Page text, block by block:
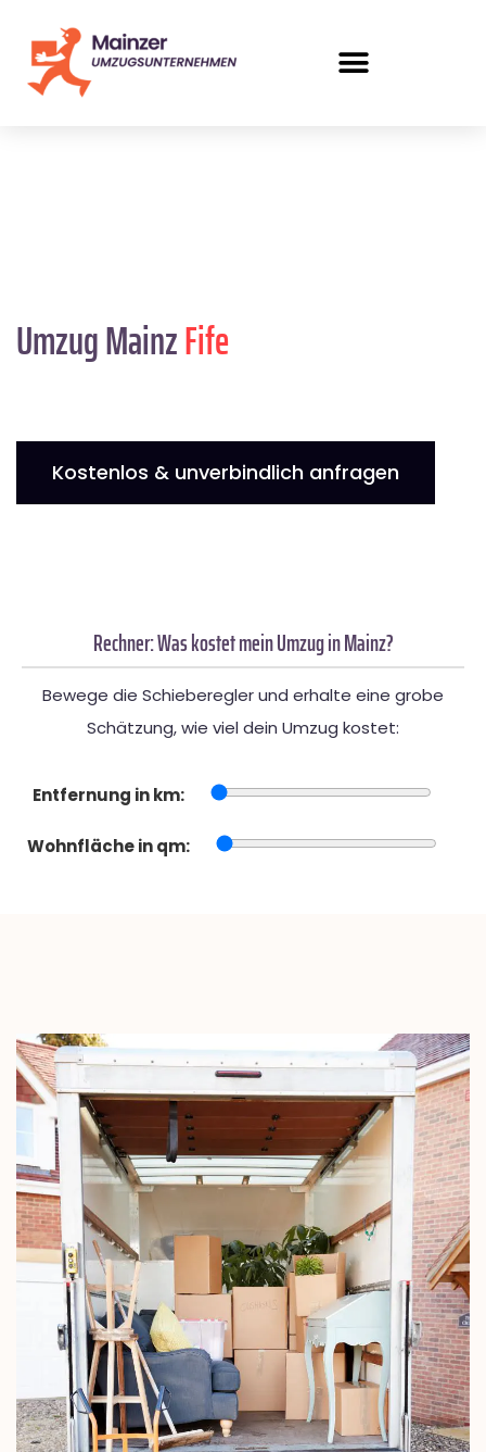
Umzug MainzFife
Kostenlos & unverbindlich anfragen
Rechner: Was kostet mein Umzug in Mainz?
Bewege die Schieberegler und erhalte eine grobe
Schätzung, wie viel dein Umzug kostet:
Entfernung in km:
Wohnfläche in qm: